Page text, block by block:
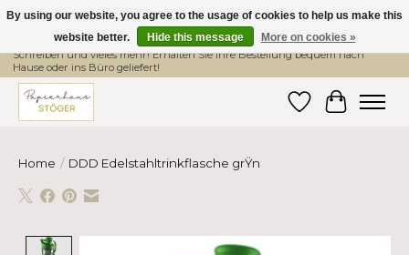
Hier finden Sie hochwertige Produkte im Bereich Schule, Büro, Papier,
Schreiben und vieles mehr! Erhalten Sie Ihre Bestellung bequem nach
Hause oder ins Büro geliefert!
WishlistCart
Home / DDD Edelstahltrinkflasche grŸn
Product image slideshow Items
By using our website, you agree to the usage of cookies to help us make this
website better.
Hide this message More on cookies »